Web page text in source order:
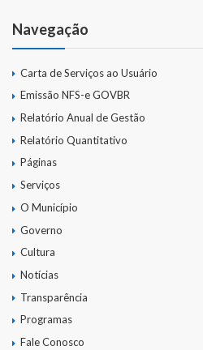
Navegação
Carta de Serviços ao Usuário
Emissão NFS-e GOVBR
Relatório Anual de Gestão
Relatório Quantitativo
Páginas
Serviços
O Município
Governo
Cultura
Notícias
Transparência
Programas
Fale Conosco